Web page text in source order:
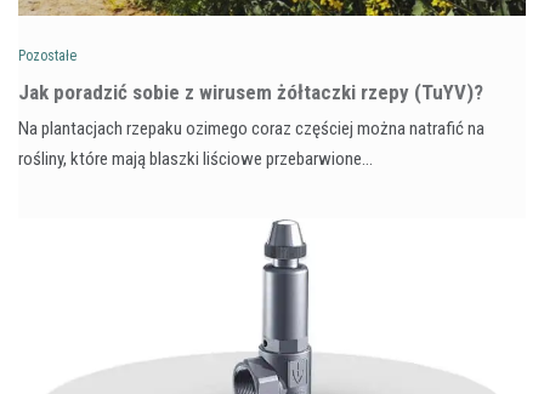
Pozostałe
​Jak poradzić sobie z wirusem żółtaczki rzepy (TuYV)?
Na plantacjach rzepaku ozimego coraz częściej można natrafić na
rośliny, które mają blaszki liściowe przebarwione…